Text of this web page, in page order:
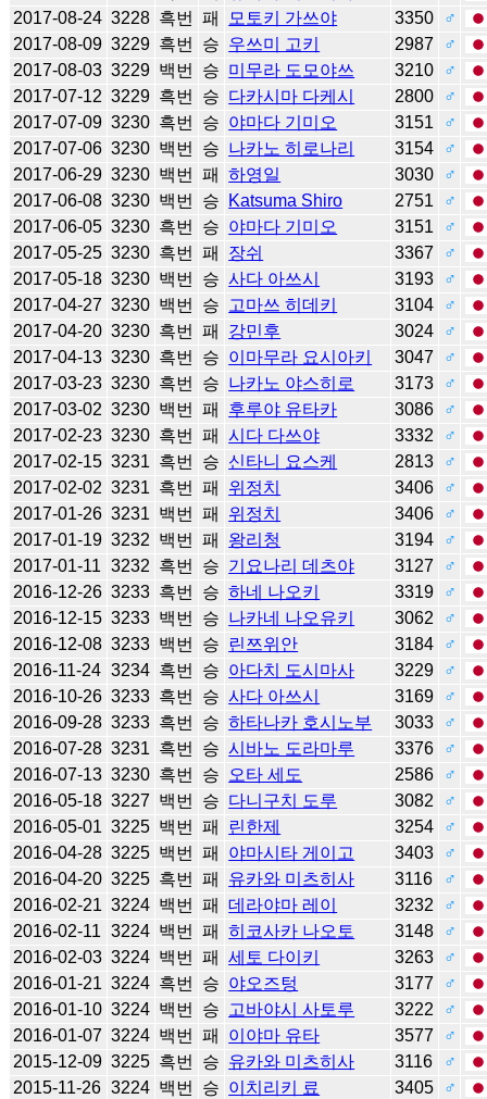
2017-08-24 3228 흑번 패 모토키 가쓰야 3350
♂
2017-08-09 3229 흑번 승 우쓰미 고키 2987
♂
2017-08-03 3229 백번 승 미무라 도모야쓰 3210
♂
2017-07-12 3229 흑번 승 다카시마 다케시 2800
♂
2017-07-09 3230 흑번 승 야마다 기미오 3151
♂
2017-07-06 3230 백번 승 나카노 히로나리 3154
♂
2017-06-29 3230 백번 패 하영일 3030
♂
2017-06-08 3230 백번 승 Katsuma Shiro 2751
♂
2017-06-05 3230 흑번 승 야마다 기미오 3151
♂
2017-05-25 3230 흑번 패 장쉬 3367
♂
2017-05-18 3230 백번 승 사다 아쓰시 3193
♂
2017-04-27 3230 백번 승 고마쓰 히데키 3104
♂
2017-04-20 3230 흑번 패 강민후 3024
♂
2017-04-13 3230 흑번 승 이마무라 요시아키 3047
♂
2017-03-23 3230 흑번 승 나카노 야스히로 3173
♂
2017-03-02 3230 백번 패 후루야 유타카 3086
♂
2017-02-23 3230 흑번 패 시다 다쓰야 3332
♂
2017-02-15 3231 흑번 승 신타니 요스케 2813
♂
2017-02-02 3231 흑번 패 위정치 3406
♂
2017-01-26 3231 백번 패 위정치 3406
♂
2017-01-19 3232 백번 패 왕리청 3194
♂
2017-01-11 3232 흑번 승 기요나리 데츠야 3127
♂
2016-12-26 3233 흑번 승 하네 나오키 3319
♂
2016-12-15 3233 백번 승 나카네 나오유키 3062
♂
2016-12-08 3233 백번 승 린쯔위안 3184
♂
2016-11-24 3234 흑번 승 아다치 도시마사 3229
♂
2016-10-26 3233 흑번 승 사다 아쓰시 3169
♂
2016-09-28 3233 흑번 승 하타나카 호시노부 3033
♂
2016-07-28 3231 흑번 승 시바노 도라마루 3376
♂
2016-07-13 3230 흑번 승 오타 세도 2586
♂
2016-05-18 3227 백번 승 다니구치 도루 3082
♂
2016-05-01 3225 백번 패 린한제 3254
♂
2016-04-28 3225 백번 패 야마시타 게이고 3403
♂
2016-04-20 3225 흑번 패 유카와 미츠히사 3116
♂
2016-02-21 3224 백번 패 데라야마 레이 3232
♂
2016-02-11 3224 백번 패 히코사카 나오토 3148
♂
2016-02-03 3224 백번 패 세토 다이키 3263
♂
2016-01-21 3224 흑번 승 야오즈텅 3177
♂
2016-01-10 3224 백번 승 고바야시 사토루 3222
♂
2016-01-07 3224 백번 패 이야마 유타 3577
♂
2015-12-09 3225 흑번 승 유카와 미츠히사 3116
♂
2015-11-26 3224 백번 승 이치리키 료 3405
♂